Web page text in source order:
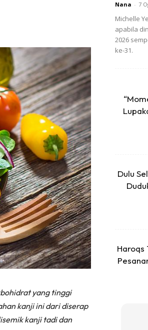
yang tinggi
kanji ini dari diserap
kanji tadi dan
Nana - 7
Michelle
apabila
2026
ke-31.
Dulu
Haroqs